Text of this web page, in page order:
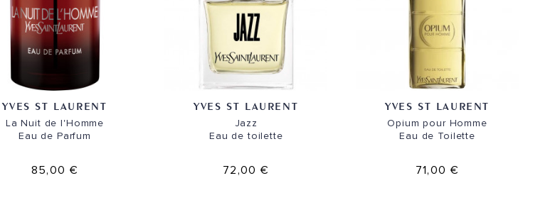
YVES ST LAURENT
La Nuit de l'Homme
Eau de Parfum
85,00 €
YVES ST LAURENT
Jazz
Eau de toilette
72,00 €
YVES ST LAURENT
Opium pour Homme
Eau de Toilette
71,00 €